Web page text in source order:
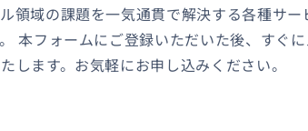
領域の課題を一気通貫で解決する各種サー
本フォームにご登録いただいた後、すぐ
します。お気軽にお申し込みください。